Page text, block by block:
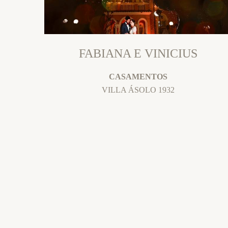
FABIANA E VINICIUS
CASAMENTOS
VILLA ÁSOLO 1932